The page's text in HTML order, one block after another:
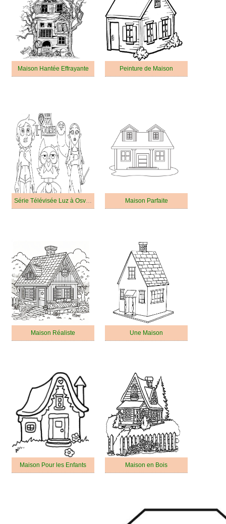
Maison Hantée Effrayante Peinture de Maison
Série Télévisée Luz à Osville Maison Parfaite
Maison Réaliste Une Maison
Maison Pour les Enfants Maison en Bois